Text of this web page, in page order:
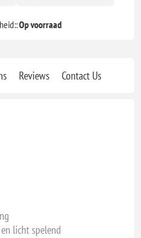
Op voorraad
Reviews Contact Us
licht spelend